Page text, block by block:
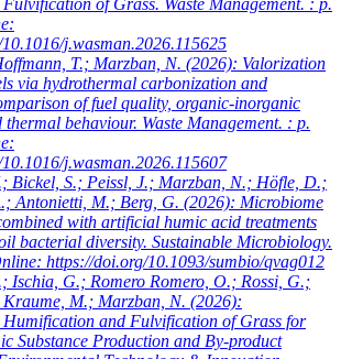
of Grass. Waste Management. : p.
j.wasman.2026.115625
T.; Marzban, N. (2026): Valorization
via hydrothermal carbonization and
of fuel quality, organic-inorganic
thermal behaviour. Waste Management. : p.
j.wasman.2026.115607
Bickel, S.; Peissl, J.; Marzban, N.; Höfle, D.;
Antonietti, M.; Berg, G. (2026): Microbiome
with artificial humic acid treatments
bacterial diversity. Sustainable Microbiology.
https://doi.org/10.1093/sumbio/qvag012
Ischia, G.; Romero Romero, O.; Rossi, G.;
M.; Marzban, N. (2026):
and Fulvification of Grass for
Substance Production and By-product